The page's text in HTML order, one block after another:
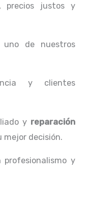
precios justos y
de nuestros
y clientes
y reparación
mejor decisión.
y